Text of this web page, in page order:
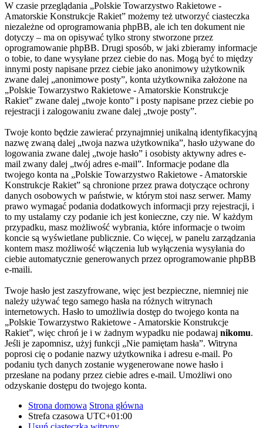
W czasie przeglądania „Polskie Towarzystwo Rakietowe -
Amatorskie Konstrukcje Rakiet” możemy też utworzyć ciasteczka
niezależne od oprogramowania phpBB, ale ich ten dokument nie
dotyczy – ma on opisywać tylko strony stworzone przez
oprogramowanie phpBB. Drugi sposób, w jaki zbieramy informacje
o tobie, to dane wysyłane przez ciebie do nas. Mogą być to między
innymi posty napisane przez ciebie jako anonimowy użytkownik
zwane dalej „anonimowe posty”, konta użytkownika założone na
„Polskie Towarzystwo Rakietowe - Amatorskie Konstrukcje
Rakiet” zwane dalej „twoje konto” i posty napisane przez ciebie po
rejestracji i zalogowaniu zwane dalej „twoje posty”.
Twoje konto będzie zawierać przynajmniej unikalną identyfikacyjną
nazwę zwaną dalej „twoja nazwa użytkownika”, hasło używane do
logowania zwane dalej „twoje hasło” i osobisty aktywny adres e-
mail zwany dalej „twój adres e-mail”. Informacje podane dla
twojego konta na „Polskie Towarzystwo Rakietowe - Amatorskie
Konstrukcje Rakiet” są chronione przez prawa dotyczące ochrony
danych osobowych w państwie, w którym stoi nasz serwer. Mamy
prawo wymagać podania dodatkowych informacji przy rejestracji, i
to my ustalamy czy podanie ich jest konieczne, czy nie. W każdym
przypadku, masz możliwość wybrania, które informacje o twoim
koncie są wyświetlane publicznie. Co więcej, w panelu zarządzania
kontem masz możliwość włączenia lub wyłączenia wysyłania do
ciebie automatycznie generowanych przez oprogramowanie phpBB
e-maili.
Twoje hasło jest zaszyfrowane, więc jest bezpieczne, niemniej nie
należy używać tego samego hasła na różnych witrynach
internetowych. Hasło to umożliwia dostęp do twojego konta na
„Polskie Towarzystwo Rakietowe - Amatorskie Konstrukcje
Rakiet”, więc chroń je i w żadnym wypadku nie podawaj nikomu.
Jeśli je zapomnisz, użyj funkcji „Nie pamiętam hasła”. Witryna
poprosi cię o podanie nazwy użytkownika i adresu e-mail. Po
podaniu tych danych zostanie wygenerowane nowe hasło i
przesłane na podany przez ciebie adres e-mail. Umożliwi ono
odzyskanie dostępu do twojego konta.
Strona domowa Strona główna
Strefa czasowa UTC+01:00